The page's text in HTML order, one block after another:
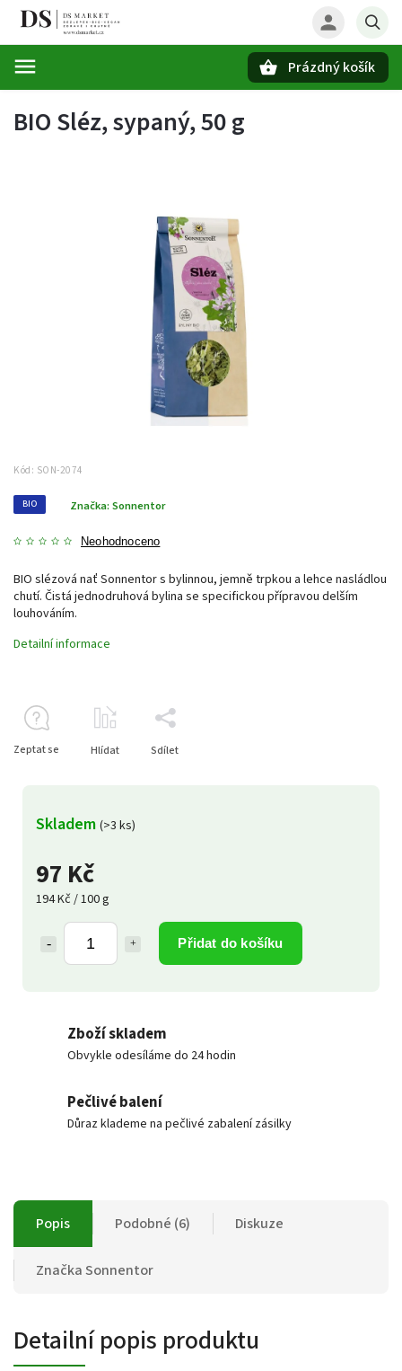
Prázdný košík
BIO Sléz, sypaný, 50 g
Kód: SON-2074
BIO
Neohodnoceno
Značka: Sonnentor
97 Kč
194 Kč / 100 g
Přidat do košíku
Skladem (>3 ks)
BIO slézová nať Sonnentor s bylinnou, jemně trpkou a lehce nasládlou
chutí. Čistá jednodruhová bylina se specifickou přípravou delším
louhováním.
Detailní informace
Zeptat se Hlídat Sdílet
Zboží skladem
Obvykle odesíláme do 24 hodin
Pečlivé balení
Důraz klademe na pečlivé zabalení zásilky
Popis Podobné (6) Diskuze
ZnačkaSonnentor
Detailní popis produktu